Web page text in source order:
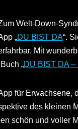
Welt-Down-
„DU BIST DA“.
Mit
„DU BIST DA –
für Erwachsene,
des kleinen
schön und voller